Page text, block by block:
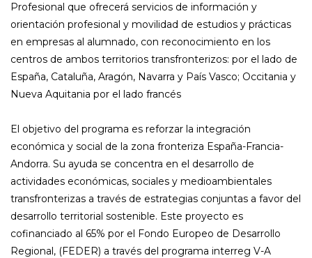
Profesional que ofrecerá servicios de información y
orientación profesional y movilidad de estudios y prácticas
en empresas al alumnado, con reconocimiento en los
centros de ambos territorios transfronterizos: por el lado de
España, Cataluña, Aragón, Navarra y País Vasco; Occitania y
Nueva Aquitania por el lado francés
El objetivo del programa es reforzar la integración
económica y social de la zona fronteriza España-Francia-
Andorra. Su ayuda se concentra en el desarrollo de
actividades económicas, sociales y medioambientales
transfronterizas a través de estrategias conjuntas a favor del
desarrollo territorial sostenible. Este proyecto es
cofinanciado al 65% por el Fondo Europeo de Desarrollo
Regional, (FEDER) a través del programa interreg V-A